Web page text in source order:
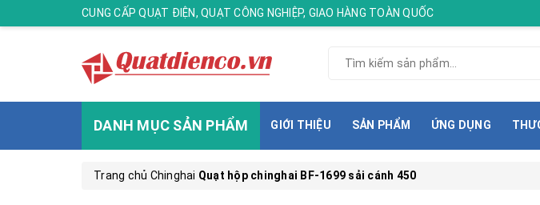
CUNG CẤP QUẠT ĐIỆN, QUẠT CÔNG NGHIỆP, GIAO HÀNG TOÀN QUỐC
DANH MỤC SẢN PHẨM GIỚI THIỆU SẢN PHẨM ỨNG DỤNG
Trang chủ Chinghai Quạt hộp chinghai BF-1699 sải cánh 450